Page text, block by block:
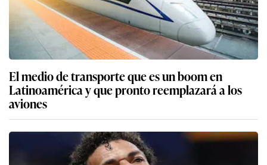
El medio de transporte que es un boom en
Latinoamérica y que pronto reemplazará a los
aviones